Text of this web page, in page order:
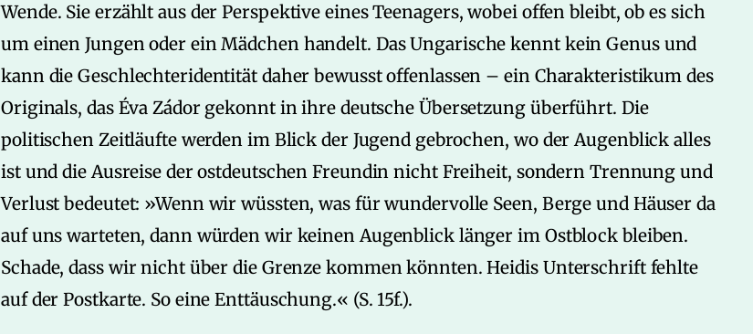
Wende. Sie erzählt aus der Perspektive eines Teenagers, wobei offen bleibt, ob es sich
um einen Jungen oder ein Mädchen handelt. Das Ungarische kennt kein Genus und
kann die Geschlechteridentität daher bewusst offenlassen – ein Charakteristikum des
Originals, das Éva Zádor gekonnt in ihre deutsche Übersetzung überführt. Die
politischen Zeitläufte werden im Blick der Jugend gebrochen, wo der Augenblick alles
ist und die Ausreise der ostdeutschen Freundin nicht Freiheit, sondern Trennung und
Verlust bedeutet: »Wenn wir wüssten, was für wundervolle Seen, Berge und Häuser da
auf uns warteten, dann würden wir keinen Augenblick länger im Ostblock bleiben.
Schade, dass wir nicht über die Grenze kommen könnten. Heidis Unterschrift fehlte
auf der Postkarte. So eine Enttäuschung.« (S. 15f.).